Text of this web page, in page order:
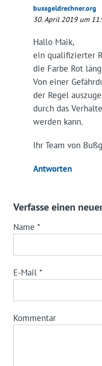
bussgeldrechner.org
30. April 2019 um
Hallo Maik,
ein qualifizierter
die Farbe Rot
Von einer
der Regel
durch das
werden kann.
Ihr Team von
Antworten
Verfasse einen
Name *
E-Mail *
Kommentar